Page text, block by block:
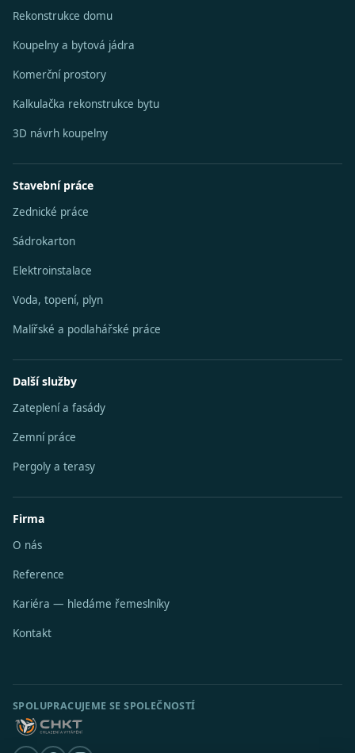
Rekonstrukce domu
Koupelny a bytová jádra
Komerční prostory
Kalkulačka rekonstrukce bytu
3D návrh koupelny
Stavební práce
Zednické práce
Sádrokarton
Elektroinstalace
Voda, topení, plyn
Malířské a podlahářské práce
Další služby
Zateplení a fasády
Zemní práce
Pergoly a terasy
Firma
O nás
Reference
Kariéra — hledáme řemeslníky
Kontakt
SPOLUPRACUJEME SE SPOLEČNOSTÍ